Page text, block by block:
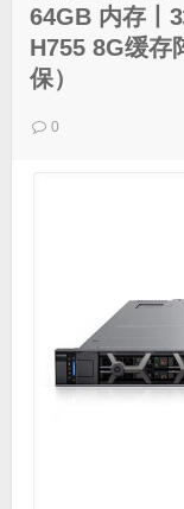
64GB 内存丨
H755 8G缓存
保）
0